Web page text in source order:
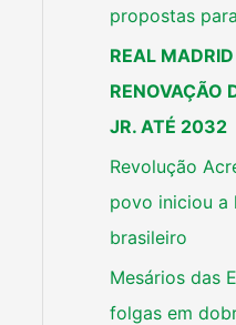
propostas
REAL
RENOVAÇÃO
JR. ATÉ 2032
Revolução
povo iniciou a
brasileiro
Mesários das
folgas em